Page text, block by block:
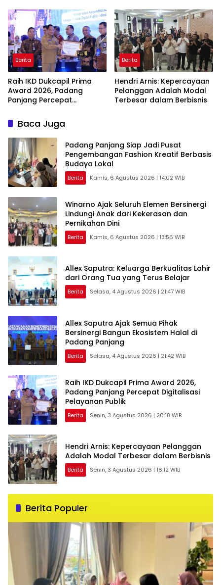
Berita
Raih IKD Dukcapil Prima
Award 2026, Padang
Panjang Percepat
Publik
Berita
Hendri Arnis: Kepercayaan
Pelanggan Adalah Modal
Terbesar dalam Berbisnis
Baca Juga
Padang Panjang Siap Jadi Pusat
Pengembangan Fashion Kreatif Berbasis
Budaya Lokal
Berita Kamis, 6 Agustus 2026 | 14:02 WIB
Winarno Ajak Seluruh Elemen Bersinergi
Lindungi Anak dari Kekerasan dan
Pernikahan Dini
Berita Kamis, 6 Agustus 2026 | 13:56 WIB
Allex Saputra: Keluarga Berkualitas Lahir
dari Orang Tua yang Terus Belajar
Berita Selasa, 4 Agustus 2026 | 21:47 WIB
Allex Saputra Ajak Semua Pihak
Bersinergi Bangun Ekosistem Halal di
Padang Panjang
Berita Selasa, 4 Agustus 2026 | 21:42 WIB
Raih IKD Dukcapil Prima Award 2026,
Padang Panjang Percepat Digitalisasi
Pelayanan Publik
Berita Senin, 3 Agustus 2026 | 20:18 WIB
Hendri Arnis: Kepercayaan Pelanggan
Adalah Modal Terbesar dalam Berbisnis
Berita Senin, 3 Agustus 2026 | 16:12 WIB
Berita Populer